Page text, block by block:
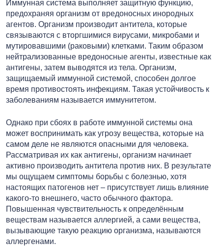
Иммунная система выполняет защитную функцию,
предохраняя организм от вредоносных инородных
агентов. Организм производит антитела, которые
связываются с вторгшимися вирусами, микробами и
мутировавшими (раковыми) клетками. Таким образом
нейтрализованные вредоносные агенты, известные как
антигены, затем выводятся из тела. Организм,
защищаемый иммунной системой, способен долгое
время противостоять инфекциям. Такая устойчивость к
заболеваниям называется иммунитетом.
Однако при сбоях в работе иммунной системы она
может воспринимать как угрозу вещества, которые на
самом деле не являются опасными для человека.
Рассматривая их как антигены, организм начинает
активно производить антитела против них. В результате
мы ощущаем симптомы борьбы с болезнью, хотя
настоящих патогенов нет – присутствует лишь влияние
какого-то внешнего, часто обычного фактора.
Повышенная чувствительность к определённым
веществам называется аллергией, а сами вещества,
вызывающие такую реакцию организма, называются
аллергенами.